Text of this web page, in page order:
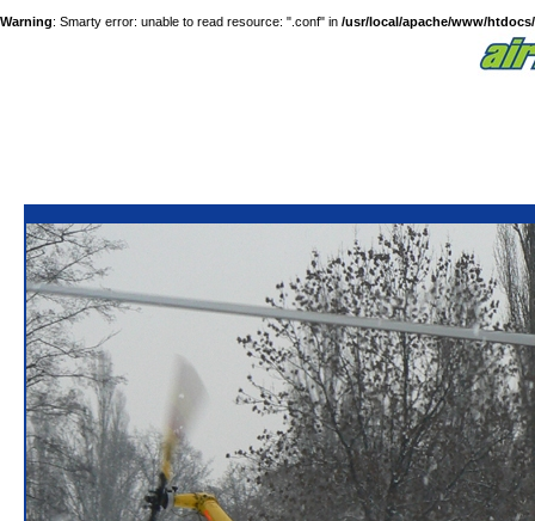
Warning: Smarty error: unable to read resource: ".conf" in /usr/local/apache/www/